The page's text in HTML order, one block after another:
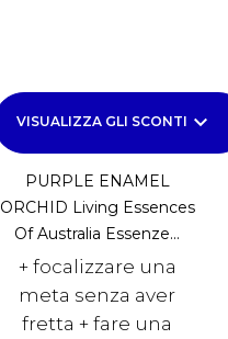
VISUALIZZA GLI SCONTI keyboard_arrow_down
PURPLE ENAMEL
ORCHID Living Essences
Of Australia Essenze...
+ focalizzare una
meta senza aver
fretta + fare una